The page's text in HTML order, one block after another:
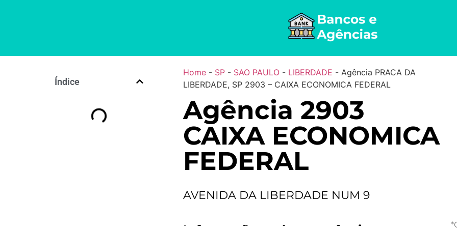
Índice
Home- SP- SAO PAULO- LIBERDADE - Agência PRACA DA
LIBERDADE, SP 2903 – CAIXA ECONOMICA FEDERAL
Agência 2903
CAIXA ECONOMICA
FEDERAL
AVENIDA DA LIBERDADE NUM 9